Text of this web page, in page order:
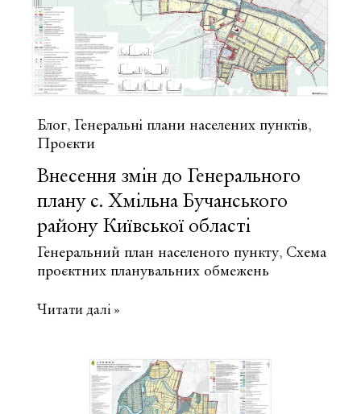
Блог, Генеральні плани населених пунктів,
Проєкти
Внесення змін до Генерального
плану с. Хмільна Бучанського
району Київської області
Генеральний план населеного пункту, Схема
проєктних планувальних обмежень
Внесення
Генерального
Читати далі »